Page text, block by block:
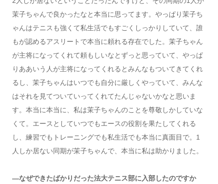
茉子ちゃんで良かったなと本当に思ってます。やっぱり茉子ち
ゃんはテニスも強くて私生活でもすごくしっかりしていて、誰
もが認めるアスリートで本当に頼れる存在でした。茉子ちゃん
が主将になってくれて頼もしいなとずっと思っていて、やっぱ
りああいう人が主将になってくれるとみんなもついてきてくれ
るし、茉子ちゃんはいつでも自分に厳しくやっていて、みんな
はそれを見てついていってくれてたんじゃないかなと思いま
す。本当に本当に、私は茉子ちゃんのことを尊敬しかしていな
くて。エースとしていつでもエースの役割を果たしてくれる
し、練習でもトレーニングでも私生活でも本当に真面目で。1
人しか居ない同期が茉子ちゃんで、本当に私は助かりました。
―なぜできたばかりだった法大テニス部に入部したのですか